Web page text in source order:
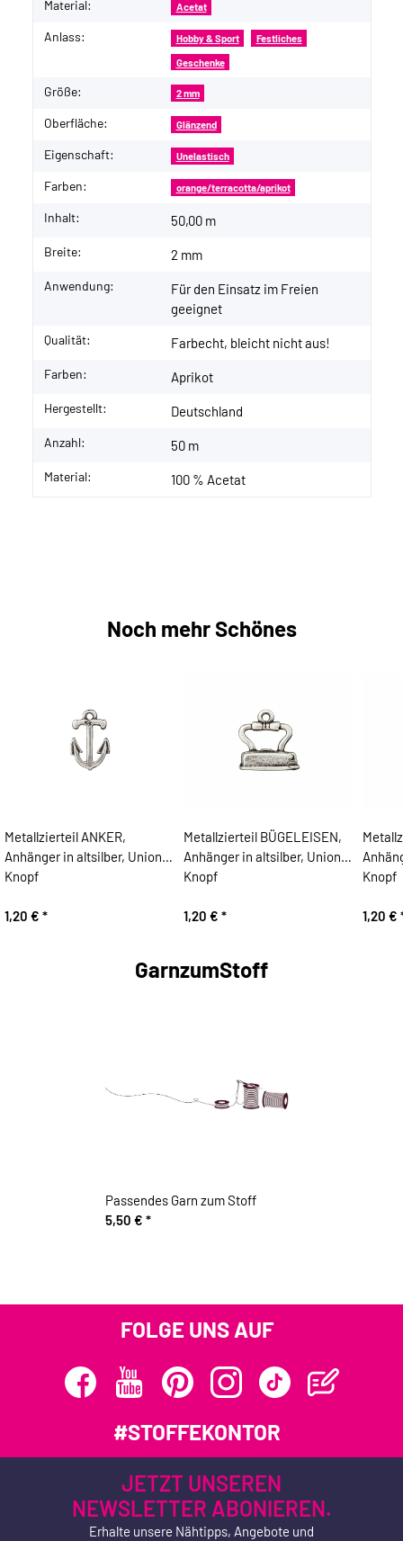
Material: Acetat
Anlass: Hobby & Sport Festliches
Geschenke
Größe: 2 mm
Oberfläche: Glänzend
Eigenschaft: Unelastisch
Farben: orange/terracotta/aprikot
Inhalt: 50,00 m
Breite: 2 mm
Anwendung:
Für den Einsatz im Freien
geeignet
Qualität: Farbecht, bleicht nicht aus!
Farben: Aprikot
Hergestellt: Deutschland
Anzahl: 50 m
Material: 100 % Acetat
Noch mehr Schönes
Metallzierteil ANKER,
Anhänger in altsilber, Union
Knopf
1,20 € *
Metallzierteil BÜGELEISEN,
Anhänger in altsilber, Union
Knopf
1,20 € *
Knopf
1,20 €
GarnzumStoff
Passendes Garn zum Stoff
5,50 € *
FOLGE UNS AUF
#STOFFEKONTOR
JETZT UNSEREN
NEWSLETTER ABONIEREN.
Erhalte unsere Nähtipps, Angebote und